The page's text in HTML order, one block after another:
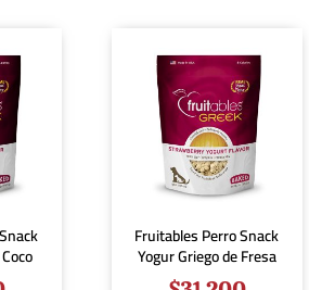
Fruitables Perro Snack
Yogur Griego de Fresa